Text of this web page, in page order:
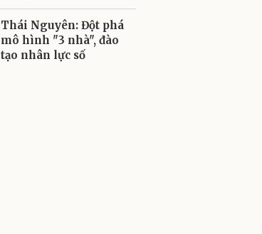
Thái Nguyên: Đột phá
mô hình "3 nhà", đào
tạo nhân lực số